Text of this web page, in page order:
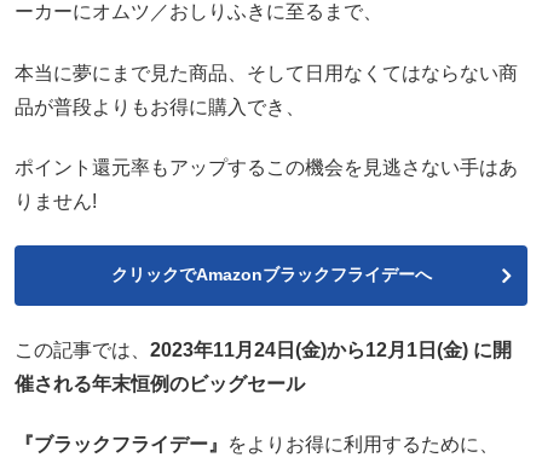
ーカーにオムツ／おしりふきに至るまで、
本当に夢にまで見た商品、そして日用なくてはならない商
品が普段よりもお得に購入でき、
ポイント還元率もアップするこの機会を見逃さない手はあ
りません!
クリックでAmazonブラックフライデーへ
この記事では、 2023年11月24日(金)から12月1日(金) に開
催される年末恒例のビッグセール
『ブラックフライデー』 をよりお得に利用するために、